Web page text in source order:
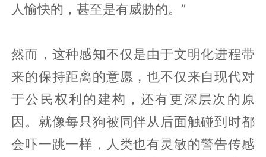
人愉快的，甚至是有威胁的。”
然而，这种感知不仅是由于文明化进程带
来的保持距离的意愿，也不仅来自现代对
于公民权利的建构，还有更深层次的原
因。就像每只狗被同伴从后面触碰到时都
会吓一跳一样，人类也有灵敏的警告传感